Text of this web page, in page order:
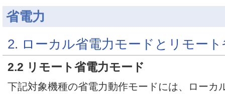
省電力
2. ローカル省電力モードとリモー
2.2 リモート省電力モード
下記対象機種の省電力動作モードには、ローカ